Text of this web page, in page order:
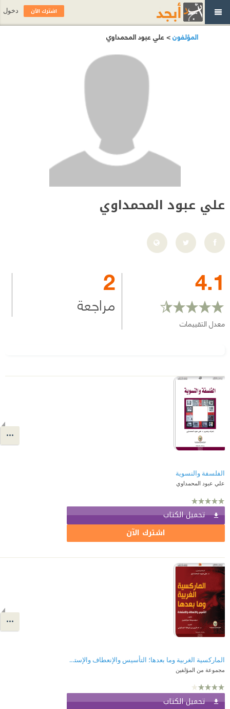
المؤلفون> علي عبود المحمداوي
علي عبود المحمداوي
4.1
معدل التقييمات
2
مراجعة
الفلسفة والنسوية
علي عبود المحمداوي
تحميل الكتاب
اشترك الآن
الماركسية الغربية وما بعدها؛ التأسيس والإنعطاف والإستعادة
مجموعة من المؤلفين
تحميل الكتاب
اشترك الآن دخول